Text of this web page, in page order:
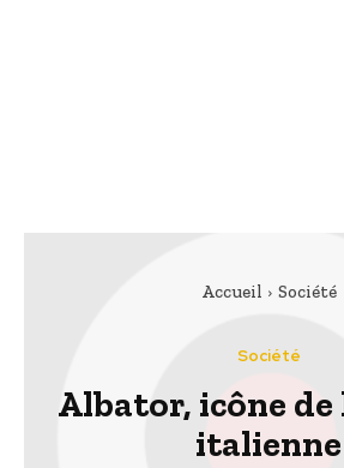
Accueil Société
Société
Albator, icône
italienne